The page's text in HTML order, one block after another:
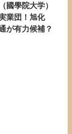
國學院大学）
業団！旭化
が有力候補？